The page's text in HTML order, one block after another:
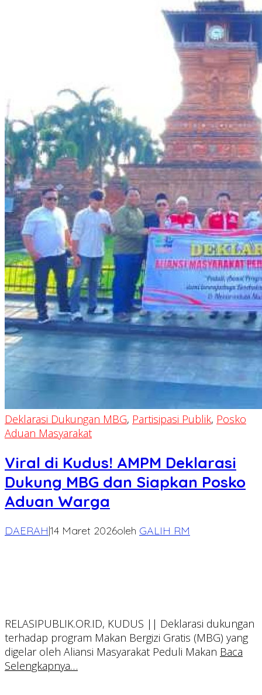
Deklarasi Dukungan MBG, Partisipasi Publik, Posko
Aduan Masyarakat
Viral di Kudus! AMPM Deklarasi
Dukung MBG dan Siapkan Posko
Aduan Warga
DAERAH|14 Maret 2026oleh GALIH RM
RELASIPUBLIK.OR.ID, KUDUS || Deklarasi dukungan
terhadap program Makan Bergizi Gratis (MBG) yang
digelar oleh Aliansi Masyarakat Peduli Makan Baca
Selengkapnya…